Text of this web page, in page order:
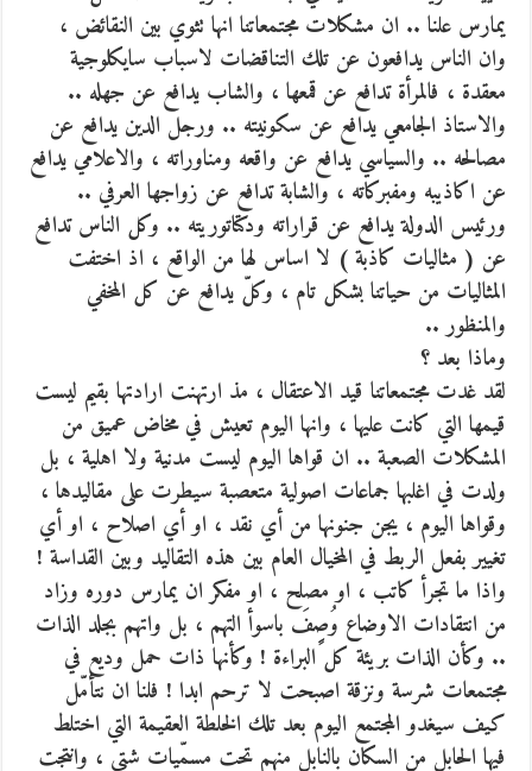
يمارس علنا .. ان مشكلات مجتمعاتنا انها تثوي بين النقائض ،
وان الناس يدافعون عن تلك التناقضات لاسباب سايكلوجية
معقدة ، فالمرأة تدافع عن قمعها ، والشاب يدافع عن جهله ..
والاستاذ الجامعي يدافع عن سكونيته .. ورجل الدين يدافع عن
مصالحه .. والسياسي يدافع عن واقعه ومناوراته ، والاعلامي يدافع
عن اكاذيبه ومفبركاته ، والشابة تدافع عن زواجها العرفي ..
ورئيس الدولة يدافع عن قراراته ودكتاتوريته .. وكل الناس تدافع
عن ( مثاليات كاذبة ) لا اساس لها من الواقع ، اذ اختفت
المثاليات من حياتنا بشكل تام ، وكلّ يدافع عن كل المخفي
والمنظور ..
وماذا بعد ؟
لقد غدت مجتمعاتنا قيد الاعتقال ، مذ ارتهنت ارادتها بقيم ليست
قيمها التي كانت عليها ، وانها اليوم تعيش في مخاض عميق من
المشكلات الصعبة .. ان قواها اليوم ليست مدنية ولا اهلية ، بل
ولدت في اغلبها جماعات اصولية متعصبة سيطرت على مقاليدها ،
وقواها اليوم ، يجن جنونها من أي نقد ، او أي اصلاح ، او أي
تغيير بفعل الربط في المخيال العام بين هذه التقاليد وبين القداسة !
واذا ما تجرأ كاتب ، او مصلح ، او مفكر ان يمارس دوره وزاد
من انتقادات الاوضاع وُصٍِفَ باسوأ التهم ، بل واتهم بجلد الذات
.. وكأن الذات بريئة كل البراءة ! وكأنها ذات حمل وديع في
مجتمعات شرسة ونزقة اصبحت لا ترحم ابدا ! فلنا ان نتأمّل
كيف سيغدو المجتمع اليوم بعد تلك الخلطة العقيمة التي اختلط
فيها الحابل من السكان بالنابل منهم تحت مسمّيات شتى ، وانتجت